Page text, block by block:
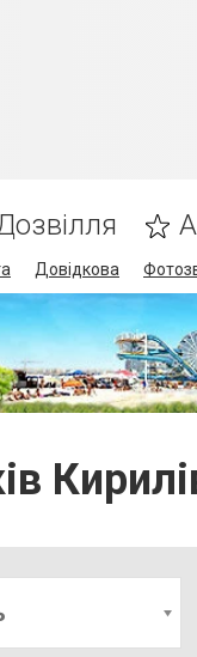
Довідкова